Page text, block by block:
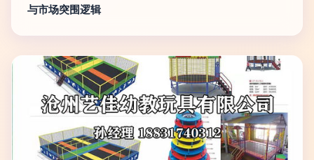
与市场突围逻辑